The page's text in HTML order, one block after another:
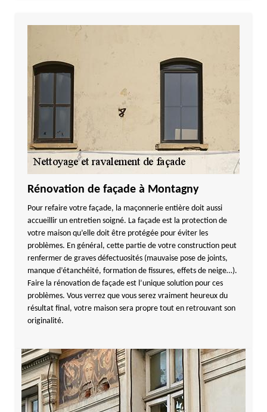
Rénovation de façade à Montagny
Pour refaire votre façade, la maçonnerie entière doit aussi
accueillir un entretien soigné. La façade est la protection de
votre maison qu’elle doit être protégée pour éviter les
problèmes. En général, cette partie de votre construction peut
renfermer de graves défectuosités (mauvaise pose de joints,
manque d’étanchéité, formation de fissures, effets de neige…).
Faire la rénovation de façade est l’unique solution pour ces
problèmes. Vous verrez que vous serez vraiment heureux du
résultat final, votre maison sera propre tout en retrouvant son
originalité.